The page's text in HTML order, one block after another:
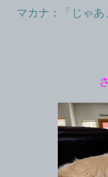
マカナ：「じゃあ